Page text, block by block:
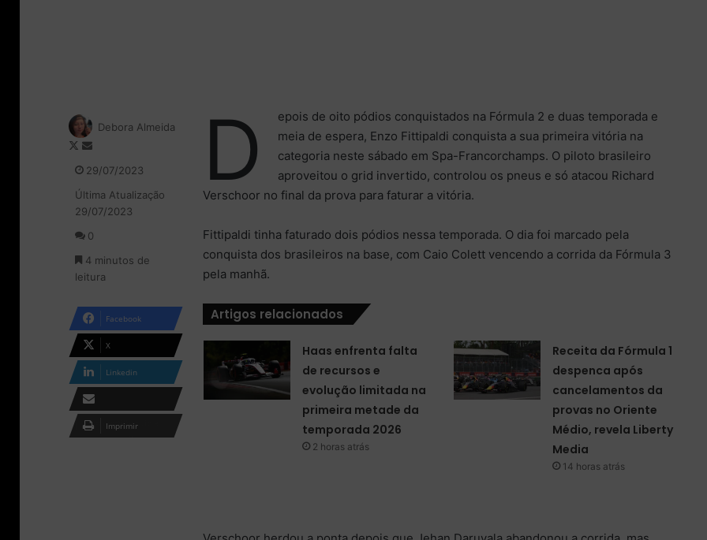
D
epois de oito pódios conquistados na Fórmula 2 e duas temporada e
meia de espera, Enzo Fittipaldi conquista a sua primeira vitória na
categoria neste sábado em Spa-Francorchamps. O piloto brasileiro
aproveitou o grid invertido, controlou os pneus e só atacou Richard
Verschoor no final da prova para faturar a vitória.
Fittipaldi tinha faturado dois pódios nessa temporada. O dia foi marcado pela
conquista dos brasileiros na base, com Caio Colett vencendo a corrida da Fórmula 3
pela manhã.
Artigos relacionados
Haas enfrenta falta
de recursos e
evolução limitada na
primeira metade da
temporada 2026
2 horas atrás
Receita da Fórmula 1
despenca após
cancelamentos da
provas no Oriente
Médio, revela Liberty
Media
14 horas atrás
Debora Almeida
F
l
o
n
X
d
e
e
-
i
l
29/07/2023
Última Atualização
29/07/2023
0
4 minutos de
leitura
Facebook
X
Linkedin
Compartilhar via e-
mail
Imprimir